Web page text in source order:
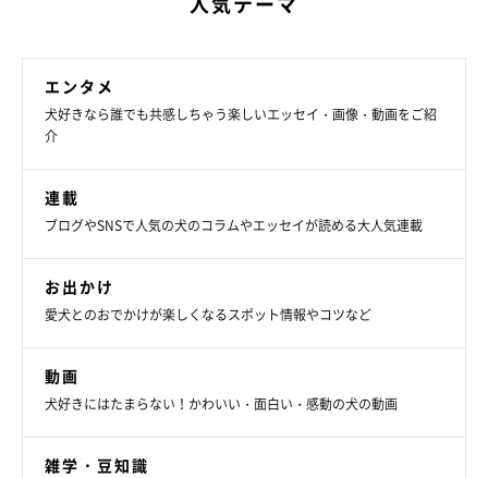
エンタメ
犬好きなら誰でも共感しちゃう楽しいエッセイ・画像・動画をご紹
介
連載
ブログやSNSで人気の犬のコラムやエッセイが読める大人気連載
お出かけ
愛犬とのおでかけが楽しくなるスポット情報やコツなど
動画
犬好きにはたまらない！かわいい・面白い・感動の犬の動画
雑学・豆知識